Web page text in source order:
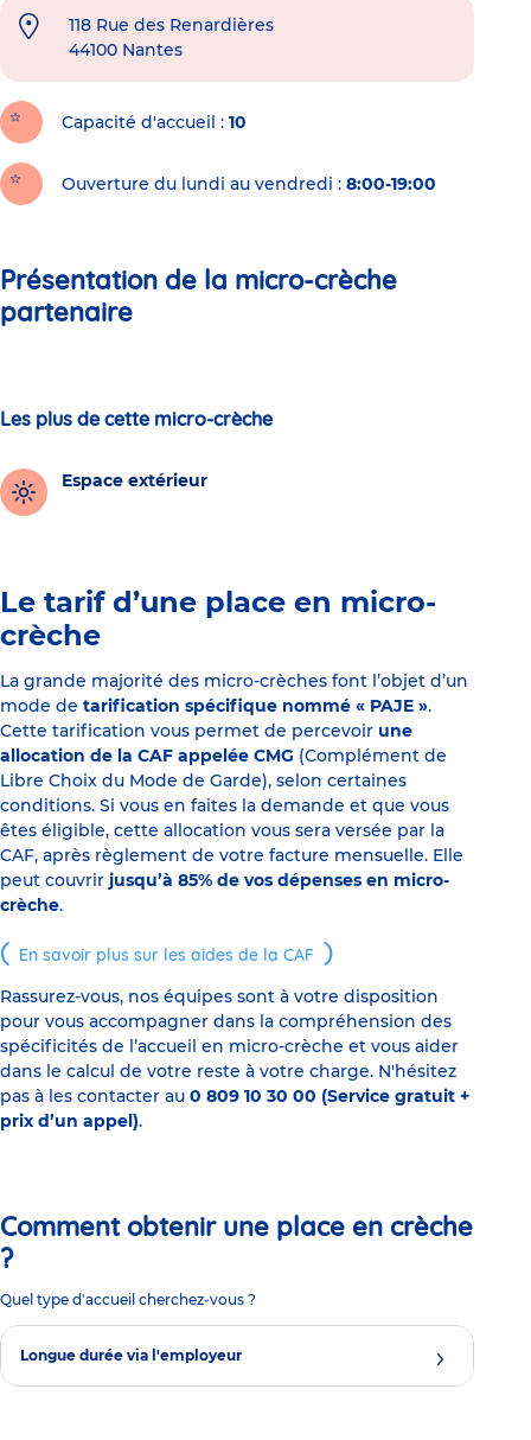
118 Rue des Renardières
44100 Nantes
Capacité d'accueil 10
Ouverture du lundi au vendredi : 8:00-19:00
Présentation de la micro-crèche
partenaire
Les plus de cette micro-crèche
Espace extérieur
Le tarif d’une place en micro-
crèche
La grande majorité des micro-crèches font l’objet d’un
mode de tarification spécifique nommé « PAJE ».
Cette tarification vous permet de percevoir une
allocation de la CAF appelée CMG (Complément de
Libre Choix du Mode de Garde), selon certaines
conditions. Si vous en faites la demande et que vous
êtes éligible, cette allocation vous sera versée par la
CAF, après règlement de votre facture mensuelle. Elle
peut couvrir jusqu’à 85% de vos dépenses en micro-
crèche.
En savoir plus sur les aides de la CAF
Rassurez-vous, nos équipes sont à votre disposition
pour vous accompagner dans la compréhension des
spécificités de l’accueil en micro-crèche et vous aider
dans le calcul de votre reste à votre charge. N'hésitez
pas à les contacter au 0 809 10 30 00 (Service gratuit +
prix d’un appel).
Comment obtenir une place en crèche
?
Quel type d'accueil cherchez-vous ?
Longue durée via l'employeur